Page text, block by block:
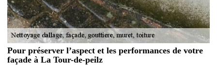
Pour préserver l’aspect et les performances de votre
façade à La Tour-de-peilz